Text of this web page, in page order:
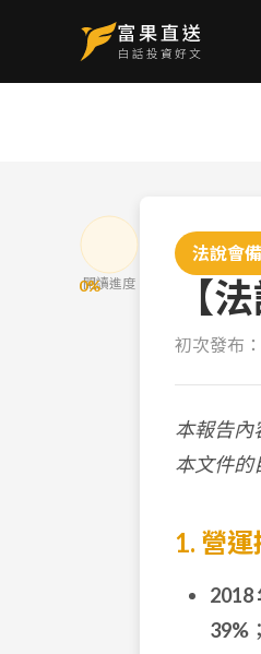
0%
閱讀進度
法說會
【
初次發布：
本報告內
本文件的
1. 營
2018
39%